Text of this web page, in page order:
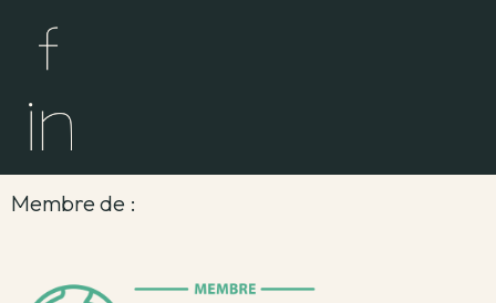
Membre de :